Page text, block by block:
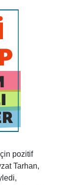
pozitif
Tarhan,